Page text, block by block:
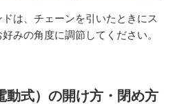
は、チェーンを引いたときにス
みの角度に調節してください。
動式）の開け方・閉め方